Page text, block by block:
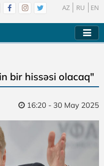
AZ RU EN
bir hissəsi olacaq"
16:20 - 30 May 2025